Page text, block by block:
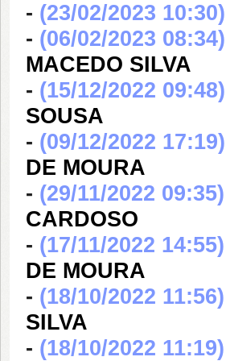
- (23/02/2023 10:30)
- (06/02/2023 08:34)
MACEDO SILVA
- (15/12/2022 09:48)
SOUSA
- (09/12/2022 17:19)
DE MOURA
- (29/11/2022 09:35)
CARDOSO
- (17/11/2022 14:55)
DE MOURA
- (18/10/2022 11:56)
SILVA
- (18/10/2022 11:19)